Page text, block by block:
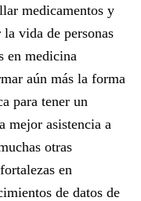
medicamentos y
vida de personas
en medicina
aún más la forma
para tener un
mejor asistencia a
otras
en
de datos de